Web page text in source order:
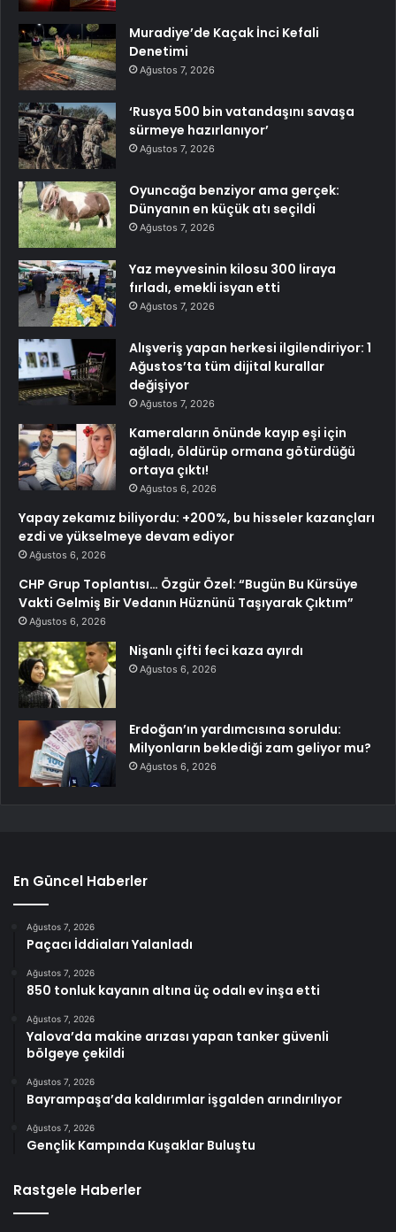
Muradiye’de Kaçak İnci Kefali
Denetimi
Ağustos 7, 2026
‘Rusya 500 bin vatandaşını savaşa
sürmeye hazırlanıyor’
Ağustos 7, 2026
Oyuncağa benziyor ama gerçek:
Dünyanın en küçük atı seçildi
Ağustos 7, 2026
Yaz meyvesinin kilosu 300 liraya
fırladı, emekli isyan etti
Ağustos 7, 2026
Alışveriş yapan herkesi ilgilendiriyor: 1
Ağustos’ta tüm dijital kurallar
değişiyor
Ağustos 7, 2026
Kameraların önünde kayıp eşi için
ağladı, öldürüp ormana götürdüğü
ortaya çıktı!
Ağustos 6, 2026
Yapay zekamız biliyordu: +200%, bu hisseler kazançları
ezdi ve yükselmeye devam ediyor
Ağustos 6, 2026
CHP Grup Toplantısı… Özgür Özel: “Bugün Bu Kürsüye
Vakti Gelmiş Bir Vedanın Hüznünü Taşıyarak Çıktım”
Ağustos 6, 2026
Nişanlı çifti feci kaza ayırdı
Ağustos 6, 2026
Erdoğan’ın yardımcısına soruldu:
Milyonların beklediği zam geliyor mu?
Ağustos 6, 2026
En Güncel Haberler
Ağustos 7, 2026
Paçacı İddiaları Yalanladı
Ağustos 7, 2026
850 tonluk kayanın altına üç odalı ev inşa etti
Ağustos 7, 2026
Yalova’da makine arızası yapan tanker güvenli
bölgeye çekildi
Ağustos 7, 2026
Bayrampaşa’da kaldırımlar işgalden arındırılıyor
Ağustos 7, 2026
Gençlik Kampında Kuşaklar Buluştu
Rastgele Haberler